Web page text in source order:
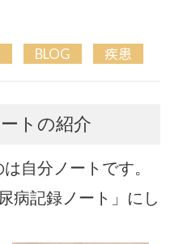
BLOG 疾患
トの紹介
自分ノートです。
病記録ノート」にし